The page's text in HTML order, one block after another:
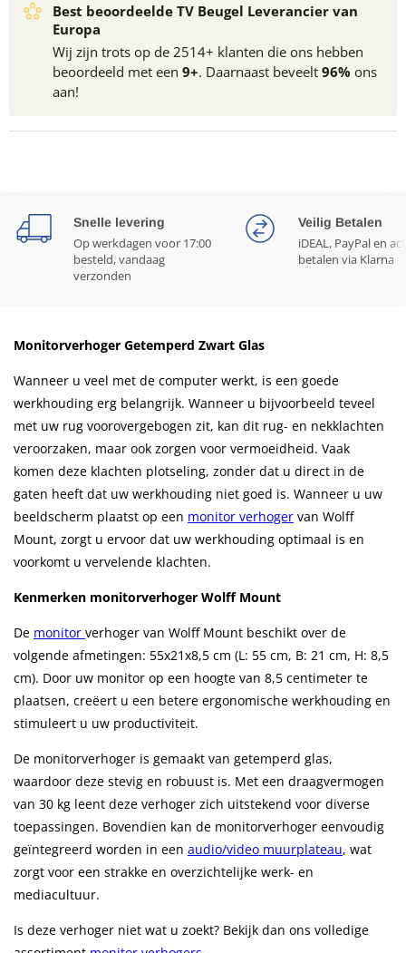
Best beoordeelde TV Beugel Leverancier van
Europa
Wij zijn trots op de 2514+ klanten die ons hebben
beoordeeld met een 9+. Daarnaast beveelt 96% ons
aan!
Snelle levering
Op werkdagen voor 17:00
besteld, vandaag
verzonden
Veilig Betalen
iDEAL, PayPal en
betalen via Klarna
Monitorverhoger Getemperd Zwart Glas
Wanneer u veel met de computer werkt, is een goede
werkhouding erg belangrijk. Wanneer u bijvoorbeeld teveel
met uw rug voorovergebogen zit, kan dit rug- en nekklachten
veroorzaken, maar ook zorgen voor vermoeidheid. Vaak
komen deze klachten plotseling, zonder dat u direct in de
gaten heeft dat uw werkhouding niet goed is. Wanneer u uw
beeldscherm plaatst op een monitor verhoger van Wolff
Mount, zorgt u ervoor dat uw werkhouding optimaal is en
voorkomt u vervelende klachten.
Kenmerken monitorverhoger Wolff Mount
De monitor verhoger van Wolff Mount beschikt over de
volgende afmetingen: 55x21x8,5 cm (L: 55 cm, B: 21 cm, H: 8,5
cm). Door uw monitor op een hoogte van 8,5 centimeter te
plaatsen, creëert u een betere ergonomische werkhouding en
stimuleert u uw productiviteit.
De monitorverhoger is gemaakt van getemperd glas,
waardoor deze stevig en robuust is. Met een draagvermogen
van 30 kg leent deze verhoger zich uitstekend voor diverse
toepassingen. Bovendien kan de monitorverhoger eenvoudig
geïntegreerd worden in een audio/video muurplateau, wat
zorgt voor een strakke en overzichtelijke werk- en
mediacultuur.
Is deze verhoger niet wat u zoekt? Bekijk dan ons volledige